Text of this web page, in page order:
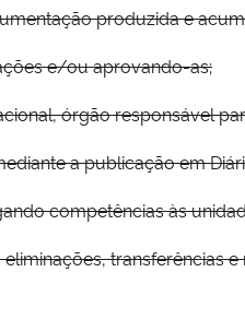
produzida e
e/ou aprovando-as;
órgão responsável
a publicação em
competências às
transferências